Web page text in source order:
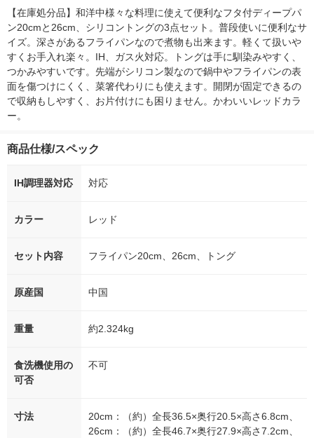
【在庫処分品】和洋中様々な料理に使えて便利なフタ付ディープパ
ン20cmと26cm、シリコントングの3点セット。普段使いに便利なサ
イズ。深さがあるフライパンなので煮物も出来ます。軽くて扱いや
すくお手入れ楽々。IH、ガス火対応。トングは手に馴染みやすく、
つかみやすいです。先端がシリコン製なので鍋中やフライパンの表
面を傷つけにくく、菜箸代わりにも使えます。開閉が固定できるの
で収納もしやすく、お片付けにも困りません。かわいいレッドカラ
ー。
商品仕様/スペック
IH調理器対応 対応
カラー レッド
セット内容 フライパン20cm、26cm、トング
原産国 中国
重量 約2.324kg
食洗機使用の
可否
不可
寸法
20cm：（約）全長36.5×奥行20.5×高さ6.8cm、
26cm：（約）全長46.7×奥行27.9×高さ7.2cm、